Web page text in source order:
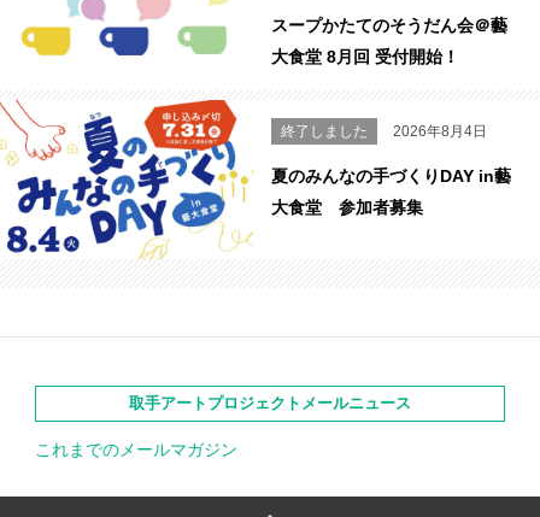
スープかたてのそうだん会＠藝
大食堂 8月回 受付開始！
終了しました 2026年8月4日
夏のみんなの手づくりDAY in藝
大食堂 参加者募集
取手アートプロジェクトメールニュース
これまでのメールマガジン